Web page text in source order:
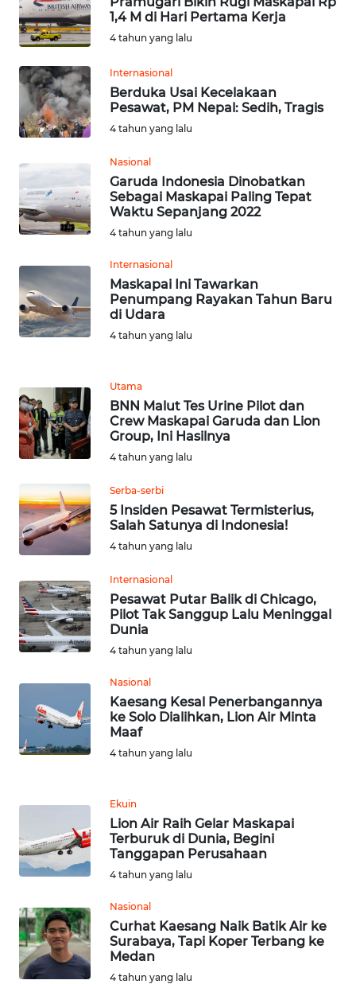
1,4 M di Hari Pertama Kerja
4 tahun yang lalu
Internasional
Berduka Usai Kecelakaan
Pesawat, PM Nepal: Sedih, Tragis
4 tahun yang lalu
Nasional
Garuda Indonesia Dinobatkan
Sebagai Maskapai Paling Tepat
Waktu Sepanjang 2022
4 tahun yang lalu
Internasional
Maskapai Ini Tawarkan
Penumpang Rayakan Tahun Baru
di Udara
4 tahun yang lalu
Utama
BNN Malut Tes Urine Pilot dan
Crew Maskapai Garuda dan Lion
Group, Ini Hasilnya
4 tahun yang lalu
Serba-serbi
5 Insiden Pesawat Termisterius,
Salah Satunya di Indonesia!
4 tahun yang lalu
Internasional
Pesawat Putar Balik di Chicago,
Pilot Tak Sanggup Lalu Meninggal
Dunia
4 tahun yang lalu
Nasional
Kaesang Kesal Penerbangannya
ke Solo Dialihkan, Lion Air Minta
Maaf
4 tahun yang lalu
Ekuin
Lion Air Raih Gelar Maskapai
Terburuk di Dunia, Begini
Tanggapan Perusahaan
4 tahun yang lalu
Nasional
Curhat Kaesang Naik Batik Air ke
Surabaya, Tapi Koper Terbang ke
Medan
4 tahun yang lalu
KALTENG
WN
KALTARA
WN
KALSEL
WN
KALTIM
WN
GORONTALO
WN
MALUKU
WN
WN
DAIRI
WN
DANAU
TOBA
WN
WN
LANGKAT
SELATAN
WN
TANJUNG
WN
KARO